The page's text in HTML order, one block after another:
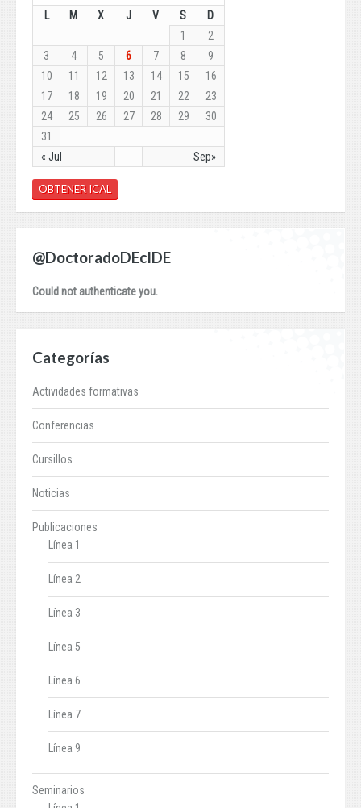
L
M X J V S D
« Jul Sep»
1
2
3
4 5 6 7 8
9
10
11 12 13 14 15
16
17
18 19 20 21 22
23
24
25 26 27 28 29
30
31
OBTENER ICAL
@DoctoradoDEcIDE
Could not authenticate you.
Categorías
Actividades formativas
Conferencias
Cursillos
Noticias
Publicaciones
Línea 1
Línea 2
Línea 3
Línea 5
Línea 6
Línea 7
Línea 9
Seminarios